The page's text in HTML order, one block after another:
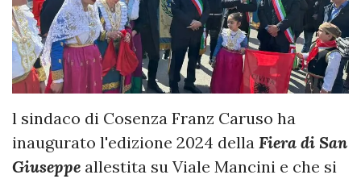
l sindaco di Cosenza Franz Caruso ha
inaugurato l'edizione 2024 della Fiera di San
Giuseppe allestita su Viale Mancini e che si